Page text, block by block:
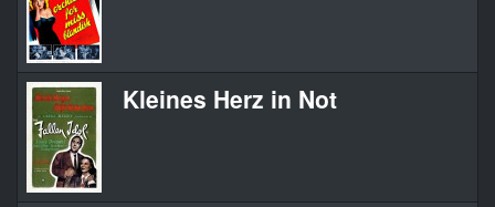
Kleines Herz in Not